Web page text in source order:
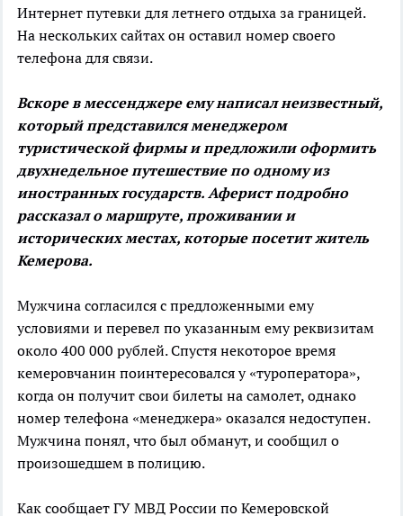
Интернет путевки для летнего отдыха за границей.
На нескольких сайтах он оставил номер своего
телефона для связи.
Вскоре в мессенджере ему написал неизвестный,
который представился менеджером
туристической фирмы и предложили оформить
двухнедельное путешествие по одному из
иностранных государств. Аферист подробно
рассказал о маршруте, проживании и
исторических местах, которые посетит житель
Кемерова.
Мужчина согласился с предложенными ему
условиями и перевел по указанным ему реквизитам
около 400 000 рублей. Спустя некоторое время
кемеровчанин поинтересовался у «туроператора»,
когда он получит свои билеты на самолет, однако
номер телефона «менеджера» оказался недоступен.
Мужчина понял, что был обманут, и сообщил о
произошедшем в полицию.
Как сообщает ГУ МВД России по Кемеровской